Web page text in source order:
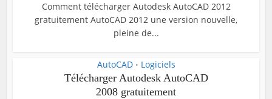
Comment télécharger Autodesk AutoCAD 2012
gratuitement AutoCAD 2012 une version nouvelle,
pleine de...
AutoCAD • Logiciels
Télécharger Autodesk AutoCAD
2008 gratuitement